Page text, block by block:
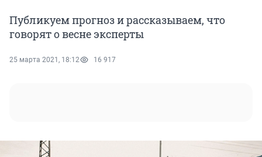
Публикуем прогноз и рассказываем, что
говорят о весне эксперты
25 марта 2021, 18:12 16 917